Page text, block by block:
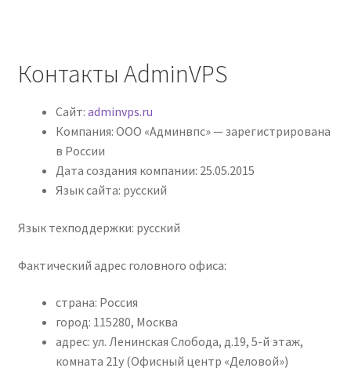
Контакты AdminVPS
Сайт: adminvps.ru
Компания: ООО «Админвпс» — зарегистрирована
в России
Дата создания компании: 25.05.2015
Язык сайта: русский
Язык техподдержки: русский
Фактический адрес головного офиса:
страна: Россия
город: 115280, Москва
адрес: ул. Ленинская Слобода, д.19, 5-й этаж,
комната 21у (Офисный центр «Деловой»)